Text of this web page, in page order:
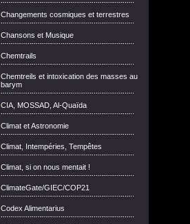
Changements cosmiques et terrestres
Chansons et Musique
Chemtrails
Chemtreils et intoxication des masses au
barym
CIA, MOSSAD, Al-Quaïda
Climat et Astronomie
Climat, Intempéries, Tempêtes
Climat, si on nous mentait !
ClimateGate/GIEC/COP21
Codex Alimentarius